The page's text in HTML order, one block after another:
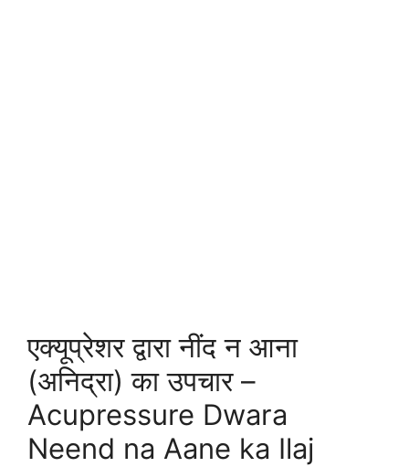
एक्यूप्रेशर द्वारा नींद न आना
(अनिद्रा) का उपचार –
Acupressure Dwara
Neend na Aane ka Ilaj